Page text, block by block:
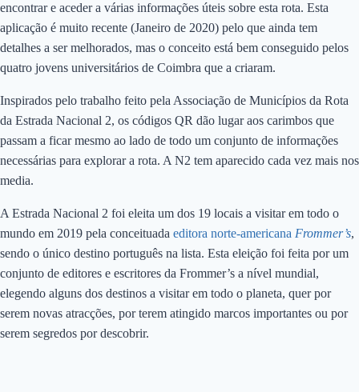
encontrar e aceder a várias informações úteis sobre esta rota. Esta
aplicação é muito recente (Janeiro de 2020) pelo que ainda tem
detalhes a ser melhorados, mas o conceito está bem conseguido pelos
quatro jovens universitários de Coimbra que a criaram.
Inspirados pelo trabalho feito pela Associação de Municípios da Rota
da Estrada Nacional 2, os códigos QR dão lugar aos carimbos que
passam a ficar mesmo ao lado de todo um conjunto de informações
necessárias para explorar a rota. A N2 tem aparecido cada vez mais nos
media.
A Estrada Nacional 2 foi eleita um dos 19 locais a visitar em todo o
mundo em 2019 pela conceituada editora norte-americana Frommer’s,
sendo o único destino português na lista. Esta eleição foi feita por um
conjunto de editores e escritores da Frommer’s a nível mundial,
elegendo alguns dos destinos a visitar em todo o planeta, quer por
serem novas atracções, por terem atingido marcos importantes ou por
serem segredos por descobrir.